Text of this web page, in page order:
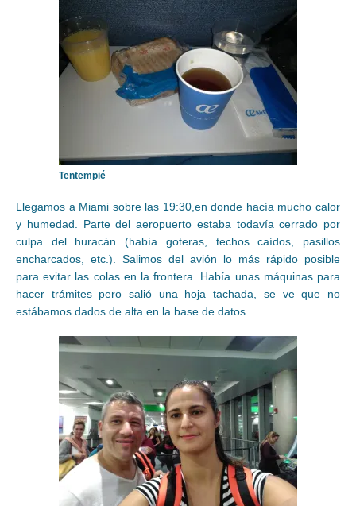
Tentempié
Llegamos a Miami sobre las 19:30,en donde hacía mucho calor
y humedad. Parte del aeropuerto estaba todavía cerrado por
culpa del huracán (había goteras, techos caídos, pasillos
encharcados, etc.). Salimos del avión lo más rápido posible
para evitar las colas en la frontera. Había unas máquinas para
hacer trámites pero salió una hoja tachada, se ve que no
estábamos dados de alta en la base de datos..